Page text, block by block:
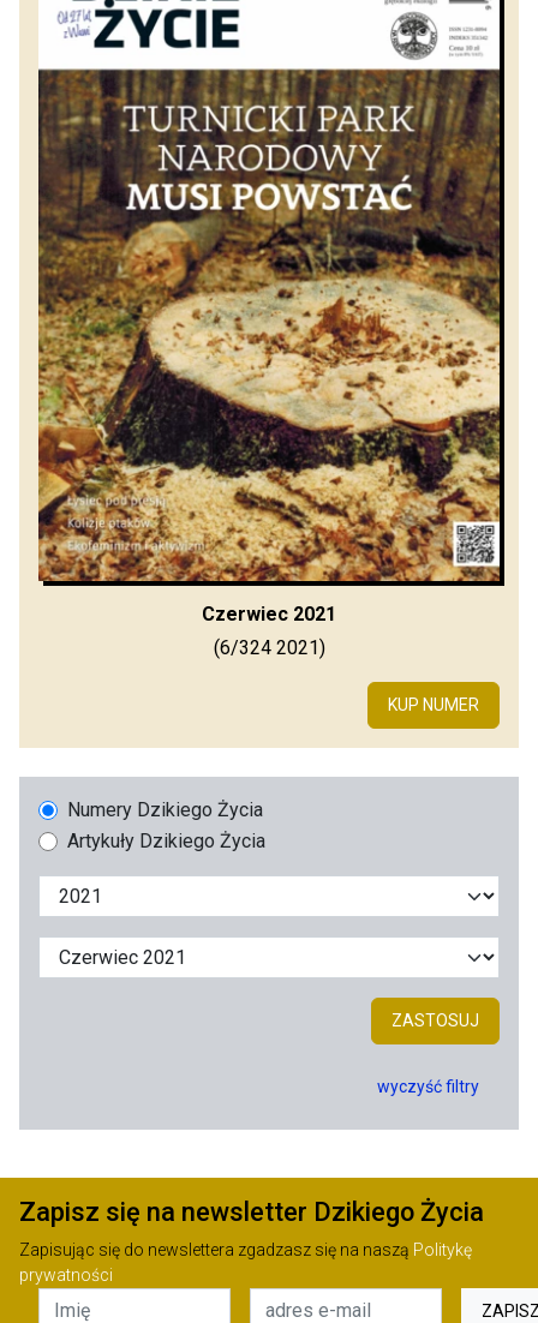
Czerwiec 2021
(6/324 2021)
KUP NUMER
Numery Dzikiego Życia
Artykuły Dzikiego Życia
ZASTOSUJ
wyczyść filtry
Zapisz się na newsletter Dzikiego Życia
Zapisując się do newslettera zgadzasz się na naszą Politykę
prywatności